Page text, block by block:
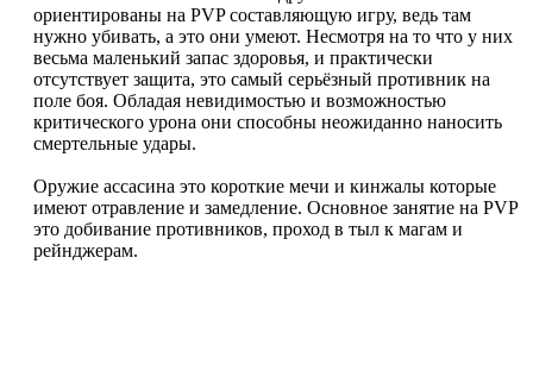
ориентированы на PVP составляющую игру, ведь там
нужно убивать, а это они умеют. Несмотря на то что у них
весьма маленький запас здоровья, и практически
отсутствует защита, это самый серьёзный противник на
поле боя. Обладая невидимостью и возможностью
критического урона они способны неожиданно наносить
смертельные удары.
Оружие ассасина это короткие мечи и кинжалы которые
имеют отравление и замедление. Основное занятие на PVP
это добивание противников, проход в тыл к магам и
рейнджерам.